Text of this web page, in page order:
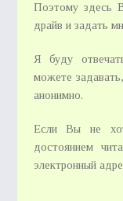
Поэтому здесь
драйв и задать
Я буду
можете
анонимно.
Если Вы не
достоянием
электронный